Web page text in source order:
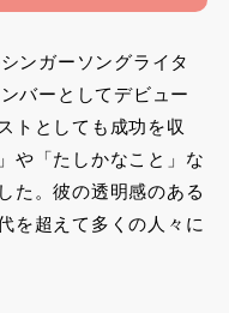
ンガーソングライタ
バーとしてデビュー
トとしても成功を収
や「たしかなこと」な
た。彼の透明感のある
を超えて多くの人々に